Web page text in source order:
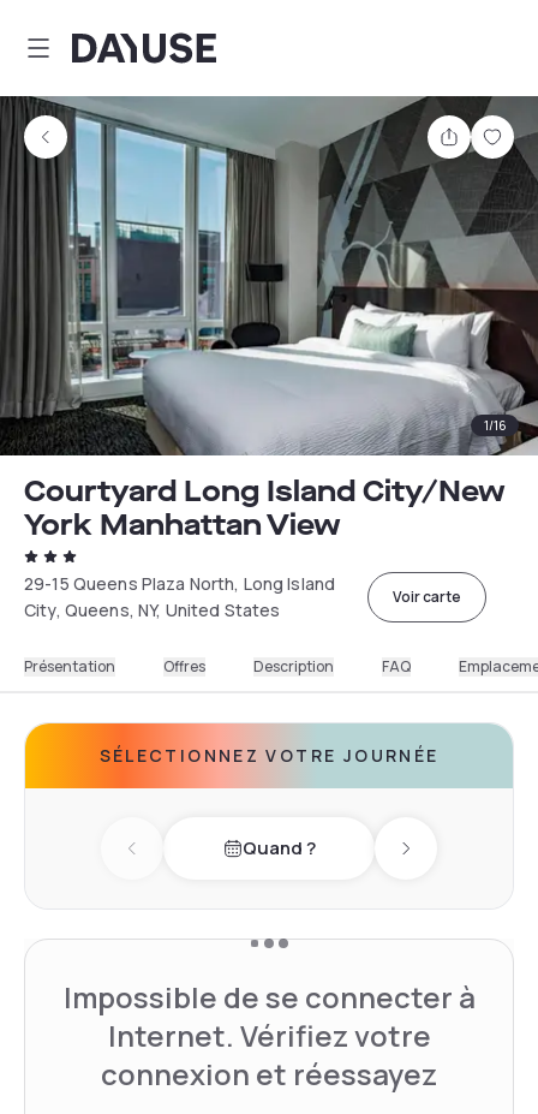
Dayuse
Partager
1/16
Courtyard Long Island City/New
York Manhattan View
29-15 Queens Plaza North, Long Island
City, Queens, NY, United States
Voir carte
Présentation Offres Description FAQ
SÉLECTIONNEZ VOTRE JOURNÉE
Previous dayQuand ? Next day
Impossible de se connecter à
Internet. Vérifiez votre
connexion et réessayez